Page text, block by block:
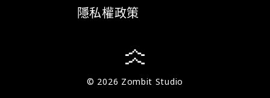
隱私權政策
© 2026 Zombit Studio